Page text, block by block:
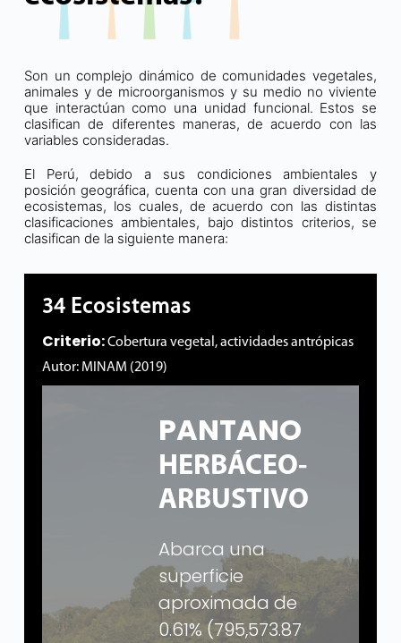
Son un complejo dinámico de comunidades vegetales,
animales y de microorganismos y su medio no viviente
que interactúan como una unidad funcional. Estos se
clasifican de diferentes maneras, de acuerdo con las
variables consideradas.
El Perú, debido a sus condiciones ambientales y
posición geográfica, cuenta con una gran diversidad de
ecosistemas, los cuales, de acuerdo con las distintas
clasificaciones ambientales, bajo distintos criterios, se
clasifican de la siguiente manera:
34 Ecosistemas
Criterio:Cobertura vegetal, actividades antrópicas
Autor: MINAM (2019)
PANTANO
HERBÁCEO-
ARBUSTIVO
Abarca una
superficie
aproximada de
0.61% (795,573.87